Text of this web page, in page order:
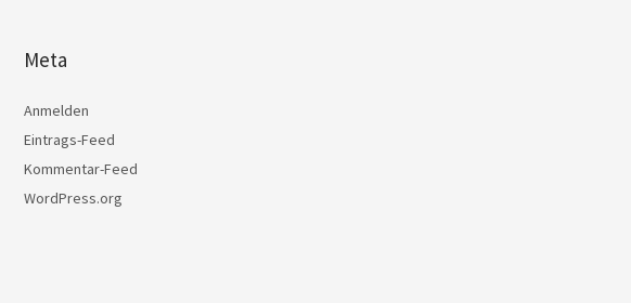
Meta
Anmelden
Eintrags-Feed
Kommentar-Feed
WordPress.org